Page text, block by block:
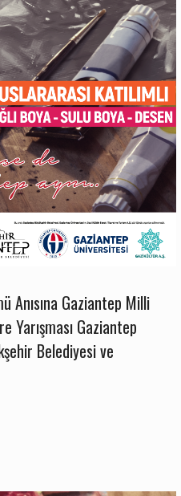
Anısına Gaziantep Milli
Yarışması Gaziantep
Belediyesi ve